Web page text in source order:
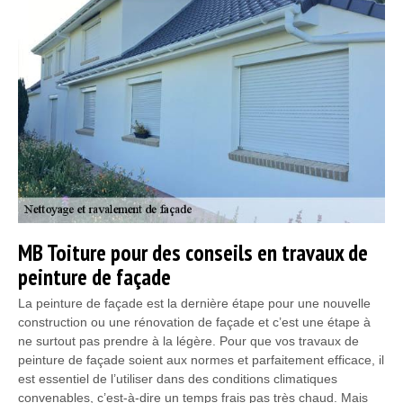
MB Toiture pour des conseils en travaux de
peinture de façade
La peinture de façade est la dernière étape pour une nouvelle
construction ou une rénovation de façade et c’est une étape à
ne surtout pas prendre à la légère. Pour que vos travaux de
peinture de façade soient aux normes et parfaitement efficace, il
est essentiel de l’utiliser dans des conditions climatiques
convenables, c’est-à-dire un temps frais pas très chaud. Mais